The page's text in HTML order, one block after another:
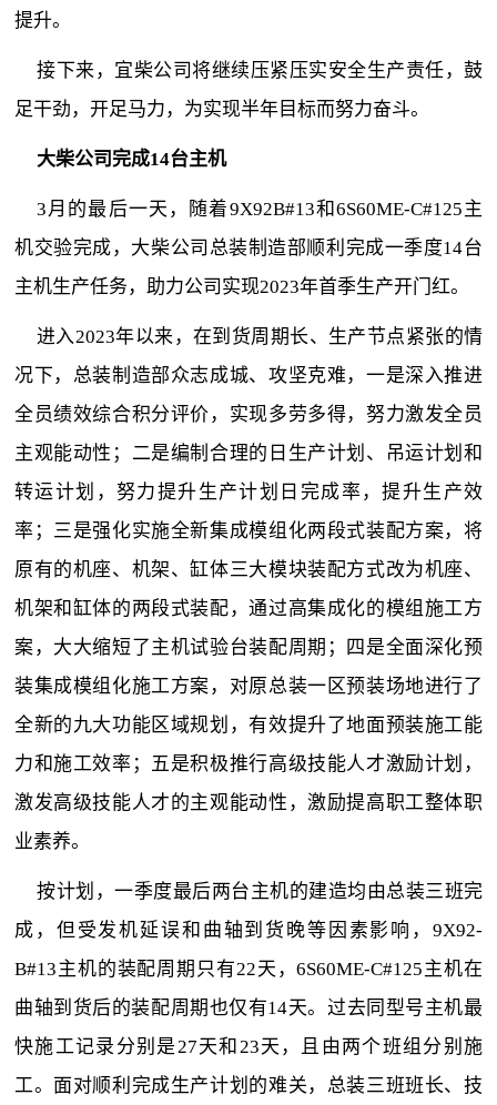
提升。
接下来，宜柴公司将继续压紧压实安全生产责任，鼓
足干劲，开足马力，为实现半年目标而努力奋斗。
大柴公司完成14台主机
3月的最后一天，随着9X92B#13和6S60ME-C#125主
机交验完成，大柴公司总装制造部顺利完成一季度14台
主机生产任务，助力公司实现2023年首季生产开门红。
进入2023年以来，在到货周期长、生产节点紧张的情
况下，总装制造部众志成城、攻坚克难，一是深入推进
全员绩效综合积分评价，实现多劳多得，努力激发全员
主观能动性；二是编制合理的日生产计划、吊运计划和
转运计划，努力提升生产计划日完成率，提升生产效
率；三是强化实施全新集成模组化两段式装配方案，将
原有的机座、机架、缸体三大模块装配方式改为机座、
机架和缸体的两段式装配，通过高集成化的模组施工方
案，大大缩短了主机试验台装配周期；四是全面深化预
装集成模组化施工方案，对原总装一区预装场地进行了
全新的九大功能区域规划，有效提升了地面预装施工能
力和施工效率；五是积极推行高级技能人才激励计划，
激发高级技能人才的主观能动性，激励提高职工整体职
业素养。
按计划，一季度最后两台主机的建造均由总装三班完
成，但受发机延误和曲轴到货晚等因素影响，9X92-
B#13主机的装配周期只有22天，6S60ME-C#125主机在
曲轴到货后的装配周期也仅有14天。过去同型号主机最
快施工记录分别是27天和23天，且由两个班组分别施
工。面对顺利完成生产计划的难关，总装三班班长、技